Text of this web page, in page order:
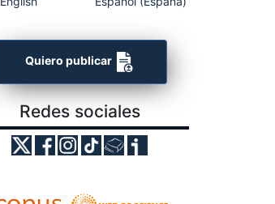
Quiero publicar
Redes sociales